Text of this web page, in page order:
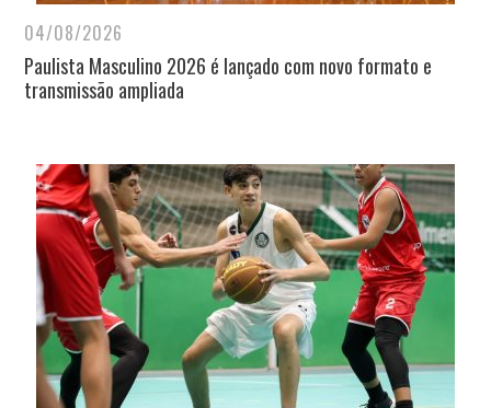
04/08/2026
Paulista Masculino 2026 é lançado com novo formato e
transmissão ampliada